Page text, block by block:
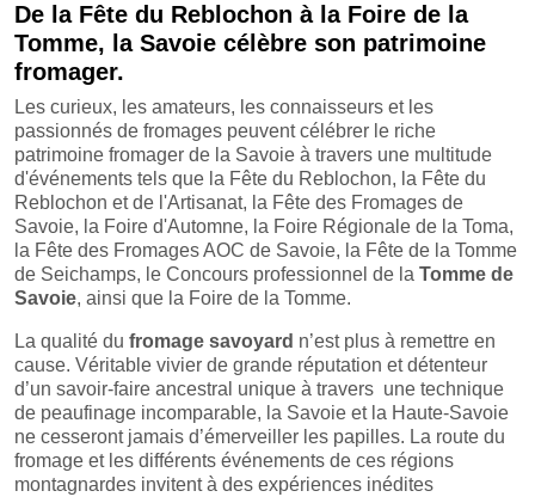
De la Fête du Reblochon à la Foire de la
Tomme, la Savoie célèbre son patrimoine
fromager.
Les curieux, les amateurs, les connaisseurs et les
passionnés de fromages peuvent célébrer le riche
patrimoine fromager de la Savoie à travers une multitude
d'événements tels que la Fête du Reblochon, la Fête du
Reblochon et de l'Artisanat, la Fête des Fromages de
Savoie, la Foire d'Automne, la Foire Régionale de la Toma,
la Fête des Fromages AOC de Savoie, la Fête de la Tomme
de Seichamps, le Concours professionnel de la Tomme de
Savoie, ainsi que la Foire de la Tomme.
La qualité du fromage savoyard n’est plus à remettre en
cause. Véritable vivier de grande réputation et détenteur
d’un savoir-faire ancestral unique à travers une technique
de peaufinage incomparable, la Savoie et la Haute-Savoie
ne cesseront jamais d’émerveiller les papilles. La route du
fromage et les différents événements de ces régions
montagnardes invitent à des expériences inédites